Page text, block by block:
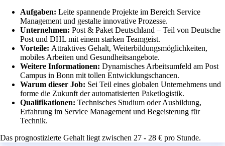
Aufgaben: Leite spannende Projekte im Bereich Service
Management und gestalte innovative Prozesse.
Unternehmen: Post & Paket Deutschland – Teil von Deutsche
Post und DHL mit einem starken Teamgeist.
Vorteile: Attraktives Gehalt, Weiterbildungsmöglichkeiten,
mobiles Arbeiten und Gesundheitsangebote.
Weitere Informationen: Dynamisches Arbeitsumfeld am Post
Campus in Bonn mit tollen Entwicklungschancen.
Warum dieser Job: Sei Teil eines globalen Unternehmens und
forme die Zukunft der automatisierten Paketlogistik.
Qualifikationen: Technisches Studium oder Ausbildung,
Erfahrung im Service Management und Begeisterung für
Technik.
Das prognostizierte Gehalt liegt zwischen 27 - 28 € pro Stunde.